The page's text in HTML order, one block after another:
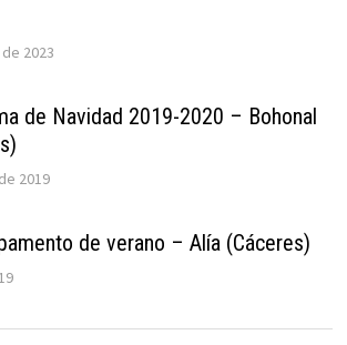
2023
de Navidad 2019-2020 – Bohonal
2019
de verano – Alía (Cáceres)